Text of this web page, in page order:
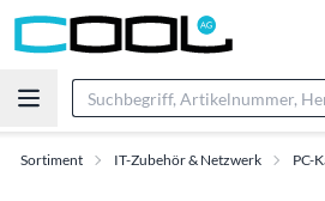
Sortiment IT-Zubehör & Netzwerk PC-